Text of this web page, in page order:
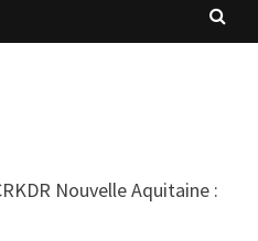
Nouvelle Aquitaine :